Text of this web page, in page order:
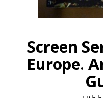
Screen
Europe.